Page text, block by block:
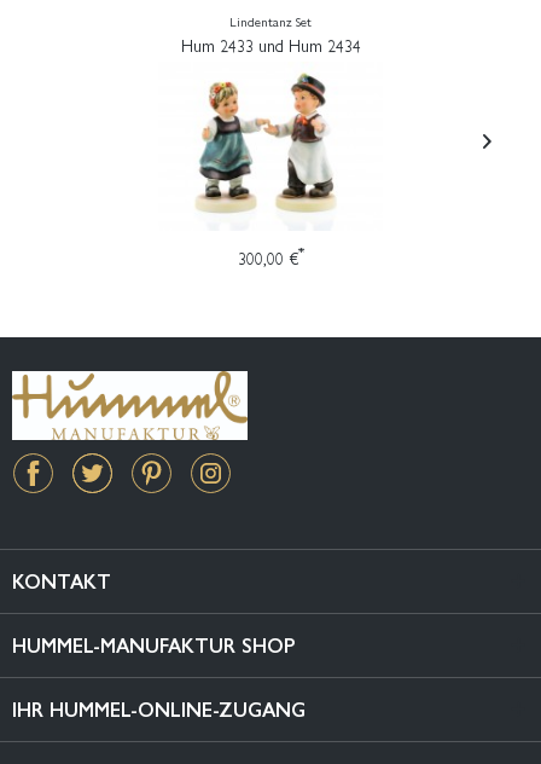
Lindentanz Set
Hum 2433 und Hum 2434
300,00 €*
KONTAKT
HUMMEL-MANUFAKTUR SHOP
IHR HUMMEL-ONLINE-ZUGANG